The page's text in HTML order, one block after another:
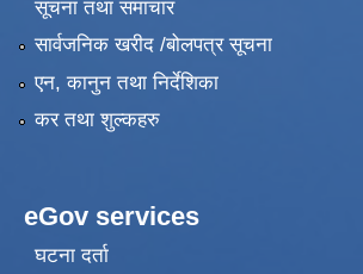
सूचना तथा समाचार
सार्वजनिक खरीद /बोलपत्र सूचना
एन, कानुन तथा निर्देशिका
कर तथा शुल्कहरु
eGov services
घटना दर्ता